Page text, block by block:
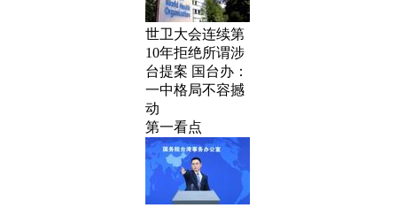
世卫大会连续第
10年拒绝所谓涉
台提案 国台办：
一中格局不容撼
动
第一看点